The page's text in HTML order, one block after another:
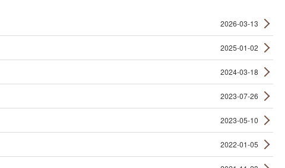
2026-03-13
2025-01-02
2024-03-18
2023-07-26
2023-05-10
2022-01-05